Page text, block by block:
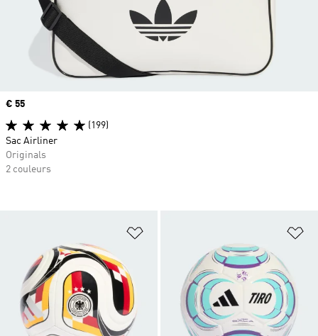
Ajouter à la Liste de produits
Prix
€ 55
(199)
Sac Airliner
Originals
2 couleurs